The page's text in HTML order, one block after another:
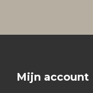
Mijn account